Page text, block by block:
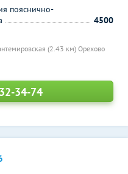
(2.43 км) Орехово
пояснично-
4500
34-74